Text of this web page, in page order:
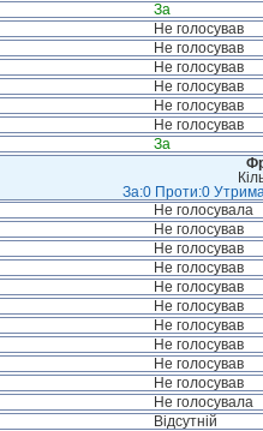
За
Не голосував
Не голосував
Не голосував
Не голосував
Не голосував
Не голосував
За
За:0 Проти:0
Не голосувала
Не голосував
Не голосував
Не голосував
Не голосував
Не голосував
Не голосував
Не голосував
Не голосував
Не голосував
Не голосувала
Відсутній